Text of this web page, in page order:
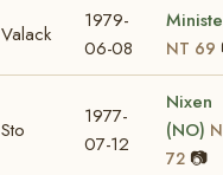
Valack
1979-
06-08
NT 69
Sto
1977-
07-12
Nixen
(NO)
72 📷